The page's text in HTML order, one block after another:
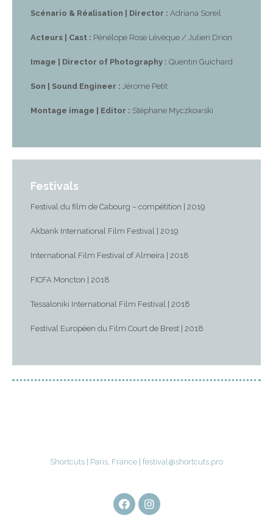
Scénario & Réalisation | Director : Adriana Soreil
Acteurs | Cast : Pénélope Rose Lévèque / Julien Drion
Image | Director of Photography : Quentin Guichard
Son | Sound Engineer : Jérome Petit
Montage image | Editor : Stéphane Myczkowski
Festivals
Festival du film de Cabourg – compétition | 2019
Akbank International Film Festival | 2019
International Film Festival of Almeira | 2018
FICFA Moncton | 2018
Tessaloniki International Film Festival | 2018
Festival Européen du Film Court de Brest | 2018
Shortcuts | Paris, France | festival@shortcuts.pro